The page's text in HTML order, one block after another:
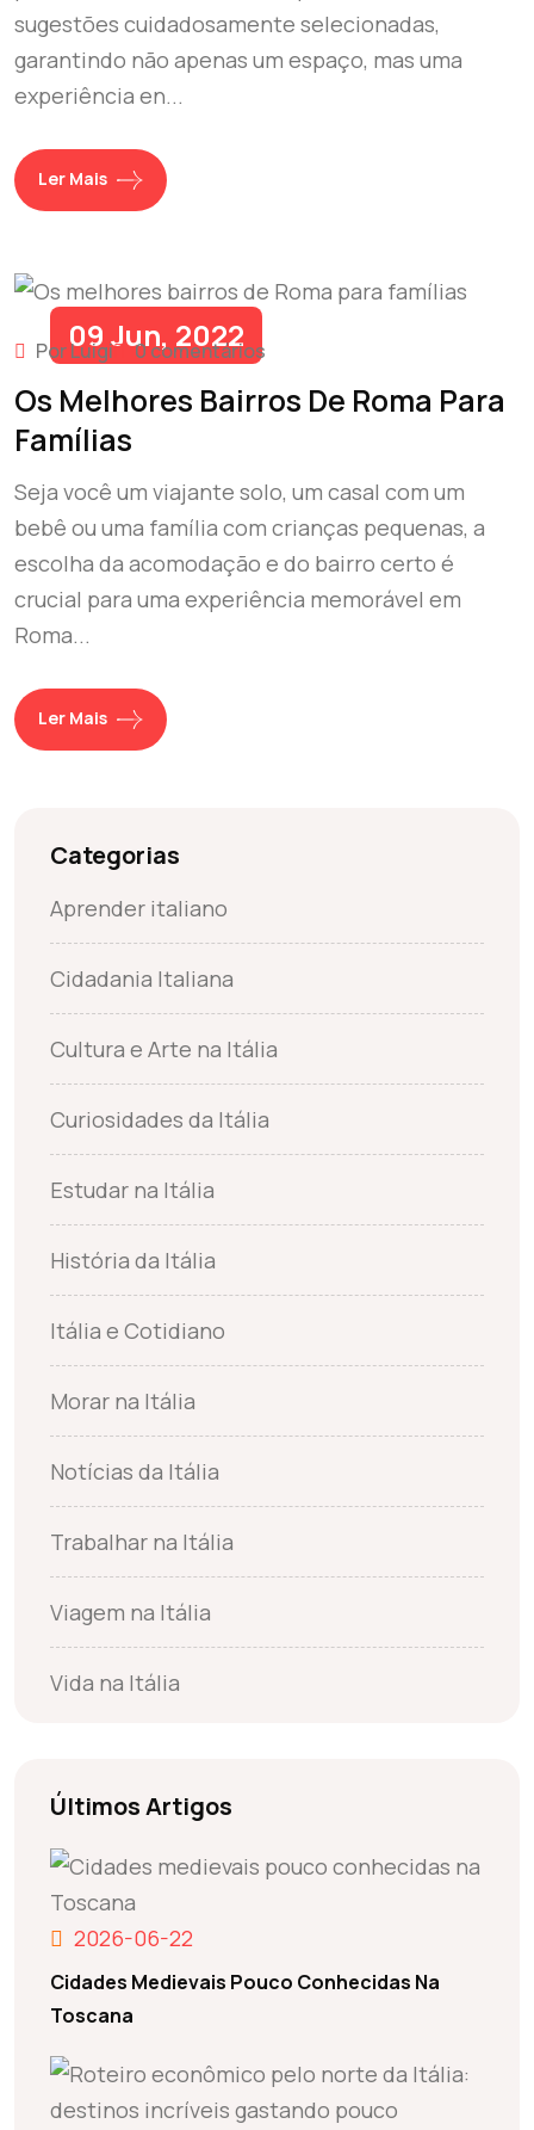
sugestões cuidadosamente selecionadas,
garantindo não apenas um espaço, mas uma
experiência en...
Ler Mais
09 Jun, 2022
Por Luigi 0 comentários
Os Melhores Bairros De Roma Para
Famílias
Seja você um viajante solo, um casal com um
bebê ou uma família com crianças pequenas, a
escolha da acomodação e do bairro certo é
crucial para uma experiência memorável em
Roma...
Ler Mais
Categorias
Aprender italiano
Cidadania Italiana
Cultura e Arte na Itália
Curiosidades da Itália
Estudar na Itália
História da Itália
Itália e Cotidiano
Morar na Itália
Notícias da Itália
Trabalhar na Itália
Viagem na Itália
Vida na Itália
Últimos Artigos
2026-06-22
Cidades Medievais Pouco Conhecidas Na
Toscana